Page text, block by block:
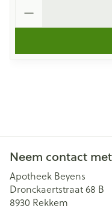
Neem contact
Apotheek Beyens
Dronckaertstraat 68 B
8930 Rekkem